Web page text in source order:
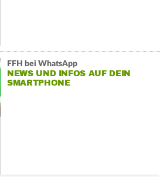
FFH bei WhatsApp
NEWS UND INFOS AUF DEIN
SMARTPHONE